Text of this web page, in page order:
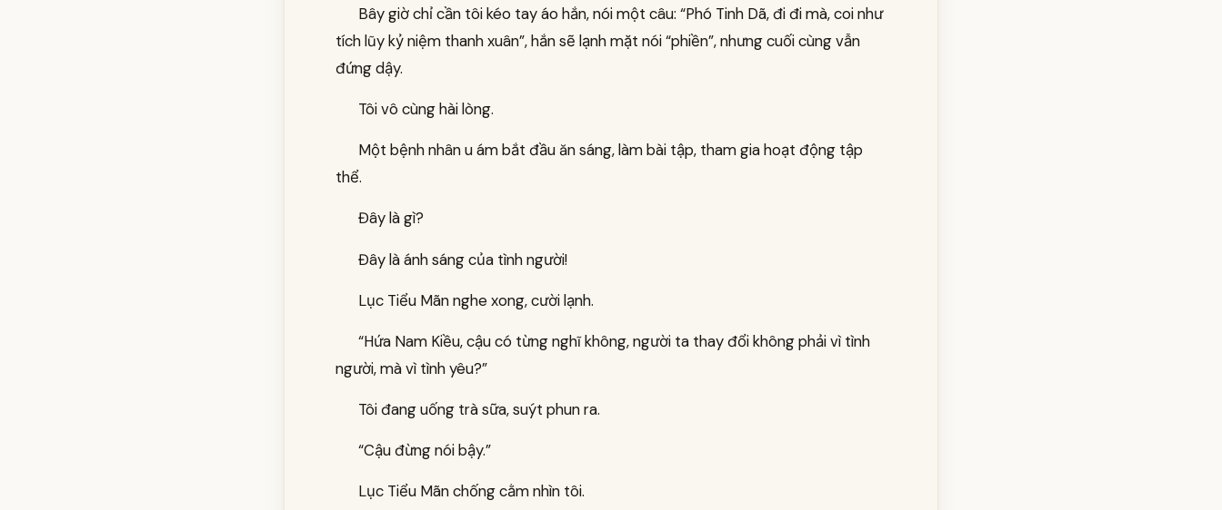
Bây giờ chỉ cần tôi kéo tay áo hắn, nói một câu: “Phó Tinh Dã, đi đi mà, coi như
tích lũy kỷ niệm thanh xuân”, hắn sẽ lạnh mặt nói “phiền”, nhưng cuối cùng vẫn
đứng dậy.
Tôi vô cùng hài lòng.
Một bệnh nhân u ám bắt đầu ăn sáng, làm bài tập, tham gia hoạt động tập
thể.
Đây là gì?
Đây là ánh sáng của tình người!
Lục Tiểu Mãn nghe xong, cười lạnh.
“Hứa Nam Kiều, cậu có từng nghĩ không, người ta thay đổi không phải vì tình
người, mà vì tình yêu?”
Tôi đang uống trà sữa, suýt phun ra.
“Cậu đừng nói bậy.”
Lục Tiểu Mãn chống cằm nhìn tôi.